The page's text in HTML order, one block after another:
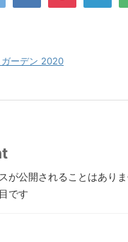
ガーデン 2020
が公開されることはありま
です